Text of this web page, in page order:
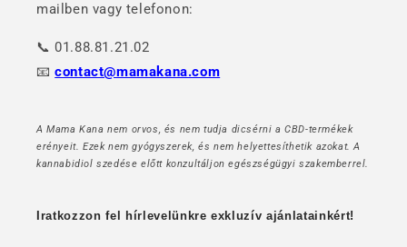
mailben vagy telefonon:
📞 01.88.81.21.02
📧contact@mamakana.com
A Mama Kana nem orvos, és nem tudja dicsérni a CBD-termékek
erényeit. Ezek nem gyógyszerek, és nem helyettesíthetik azokat. A
kannabidiol szedése előtt konzultáljon egészségügyi szakemberrel.
Iratkozzon fel hírlevelünkre exkluzív ajánlatainkért!